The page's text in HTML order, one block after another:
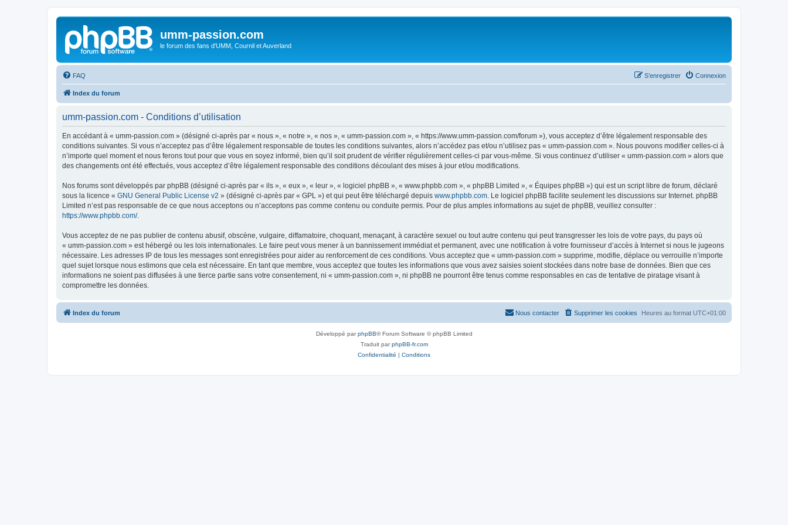
umm-passion.com
le forum des fans d'UMM, Cournil et Auverland
FAQ Connexion
S’enregistrer
Index du forum
umm-passion.com - Conditions d’utilisation
En accédant à « umm-passion.com » (désigné ci-après par « nous », « notre », « nos », « umm-passion.com », « https://www.umm-passion.com/forum »), vous acceptez d’être légalement responsable des
conditions suivantes. Si vous n’acceptez pas d’être légalement responsable de toutes les conditions suivantes, alors n’accédez pas et/ou n’utilisez pas « umm-passion.com ». Nous pouvons modifier celles-ci à
n’importe quel moment et nous ferons tout pour que vous en soyez informé, bien qu’il soit prudent de vérifier régulièrement celles-ci par vous-même. Si vous continuez d’utiliser « umm-passion.com » alors que
des changements ont été effectués, vous acceptez d’être légalement responsable des conditions découlant des mises à jour et/ou modifications.
Nos forums sont développés par phpBB (désigné ci-après par « ils », « eux », « leur », « logiciel phpBB », « www.phpbb.com », « phpBB Limited », « Équipes phpBB ») qui est un script libre de forum, déclaré
sous la licence « GNU General Public License v2 » (désigné ci-après par « GPL ») et qui peut être téléchargé depuis www.phpbb.com . Le logiciel phpBB facilite seulement les discussions sur Internet. phpBB
Limited n’est pas responsable de ce que nous acceptons ou n’acceptons pas comme contenu ou conduite permis. Pour de plus amples informations au sujet de phpBB, veuillez consulter :
https://www.phpbb.com/.
Vous acceptez de ne pas publier de contenu abusif, obscène, vulgaire, diffamatoire, choquant, menaçant, à caractère sexuel ou tout autre contenu qui peut transgresser les lois de votre pays, du pays où
« umm-passion.com » est hébergé ou les lois internationales. Le faire peut vous mener à un bannissement immédiat et permanent, avec une notification à votre fournisseur d’accès à Internet si nous le jugeons
nécessaire. Les adresses IP de tous les messages sont enregistrées pour aider au renforcement de ces conditions. Vous acceptez que « umm-passion.com » supprime, modifie, déplace ou verrouille n’importe
quel sujet lorsque nous estimons que cela est nécessaire. En tant que membre, vous acceptez que toutes les informations que vous avez saisies soient stockées dans notre base de données. Bien que ces
informations ne soient pas diffusées à une tierce partie sans votre consentement, ni « umm-passion.com », ni phpBB ne pourront être tenus comme responsables en cas de tentative de piratage visant à
compromettre les données.
Index du forum Heures au format UTC+01:00
Supprimer les cookies
Nous contacter
Développé parphpBB® Forum Software © phpBB Limited
Traduit parphpBB-fr.com
Confidentialité | Conditions